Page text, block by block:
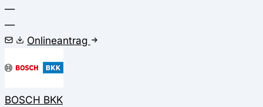
—
—
Onlineantrag
BOSCH BKK